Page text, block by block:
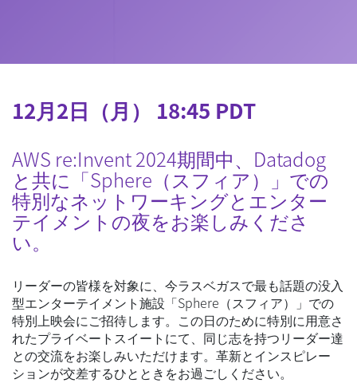
12月2日（月） 18:45 PDT
AWS re:Invent 2024期間中、Datadog
と共に「Sphere（スフィア）」での
特別なネットワーキングとエンター
テイメントの夜をお楽しみくださ
い。
リーダーの皆様を対象に、今ラスベガスで最も話題の没入
型エンターテイメント施設「Sphere（スフィア）」での
特別上映会にご招待します。この日のために特別に用意さ
れたプライベートスイートにて、同じ志を持つリーダー達
との交流をお楽しみいただけます。革新とインスピレー
ションが交差するひとときをお過ごしください。